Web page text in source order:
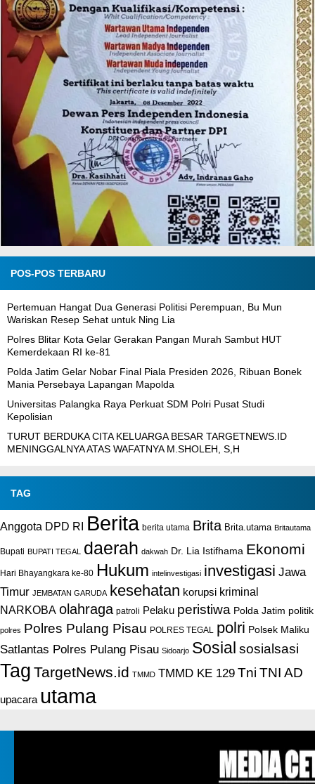
POS-POS TERBARU
Pertemuan Hangat Dua Generasi Politisi Perempuan, Bu Mun
Wariskan Resep Sehat untuk Ning Lia
Polres Blitar Kota Gelar Gerakan Pangan Murah Sambut HUT
Kemerdekaan RI ke-81
Polda Jatim Gelar Nobar Final Piala Presiden 2026, Ribuan Bonek
Mania Persebaya Lapangan Mapolda
Universitas Palangka Raya Perkuat SDM Polri Pusat Studi
Kepolisian
TURUT BERDUKA CITA KELUARGA BESAR TARGETNEWS.ID
MENINGGALNYA ATAS WAFATNYA M.SHOLEH, S,H
TAG
Anggota DPD RI Berita berita utama Brita Brita.utama Britautama
Bupati BUPATI TEGAL daerah dakwah Dr. Lia Istifhama Ekonomi
Hari Bhayangkara ke-80 Hukum intelinvestigasi investigasi Jawa
Timur JEMBATAN GARUDA kesehatan korupsi kriminal
NARKOBA olahraga patroli Pelaku peristiwa Polda Jatim politik
polres Polres Pulang Pisau POLRES TEGAL polri Polsek Maliku
Satlantas Polres Pulang Pisau Sidoarjo Sosial sosialsasi
Tag TargetNews.id TMMD TMMD KE 129 Tni TNI AD
upacara utama